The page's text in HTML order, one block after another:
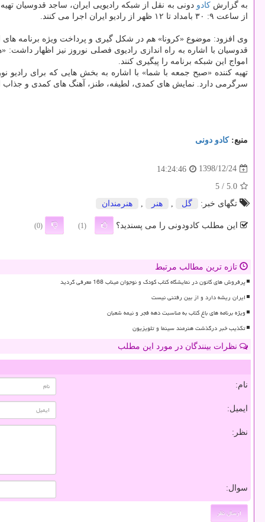
به گزارشكادو دونی به نقل از شبكه رادیویی ایران، ساجد قدوسیان
از ساعت ۹: ۳۰ بامداد تا ۱۲ ظهر از رادیو ایران اجرا می كنند.
وی افزود: موضوع «كرونا» هم در شكل گیری و پرداخت ویژه برنامه های
قدوسیان با اشاره به راه اندازی رادیوی فصلی نوروز نیز اظهار داشت:
امواج این شبكه برنامه را پیگیری كنند.
تهیه كننده «صبح جمعه با شما» با اشاره به بخش هایی كه برای رادیو
سرگرمی دارد. نمایش های كمدی، لطیفه، طنز، آهنگ های كمدی و جذاب
منبع:كادو دونی
1398/12/24
14:24:46
5.0
/ 5
تگهای خبر:
گل , هنر , هنرمندان
این مطلب کادودونی را می پسندید؟ (1)
(0)
تازه ترین مطالب مرتبط
پرفروش های کانون در نمایشگاه کتاب کودک و نوجوان میناب 168 معرفی گردید
ایران ریشه دارد و از بین رفتنی نیست
ویژه برنامه های باغ کتاب به مناسبت دهه فجر و نیمه شعبان
تکذیب خبر درگذشت هنرمند سینما و تلویزیون
نظرات بینندگان در مورد این مطلب
نام:
ایمیل:
نظر:
سوال: